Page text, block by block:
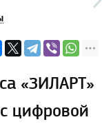
«ЗИЛАРТ»
цифровой